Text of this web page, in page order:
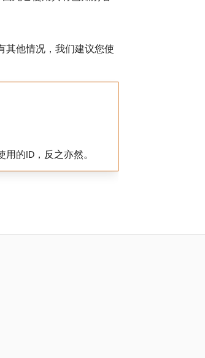
其他情况，我们建议您使
用的ID，反之亦然。